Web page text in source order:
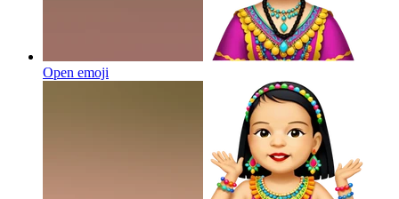
Open emoji